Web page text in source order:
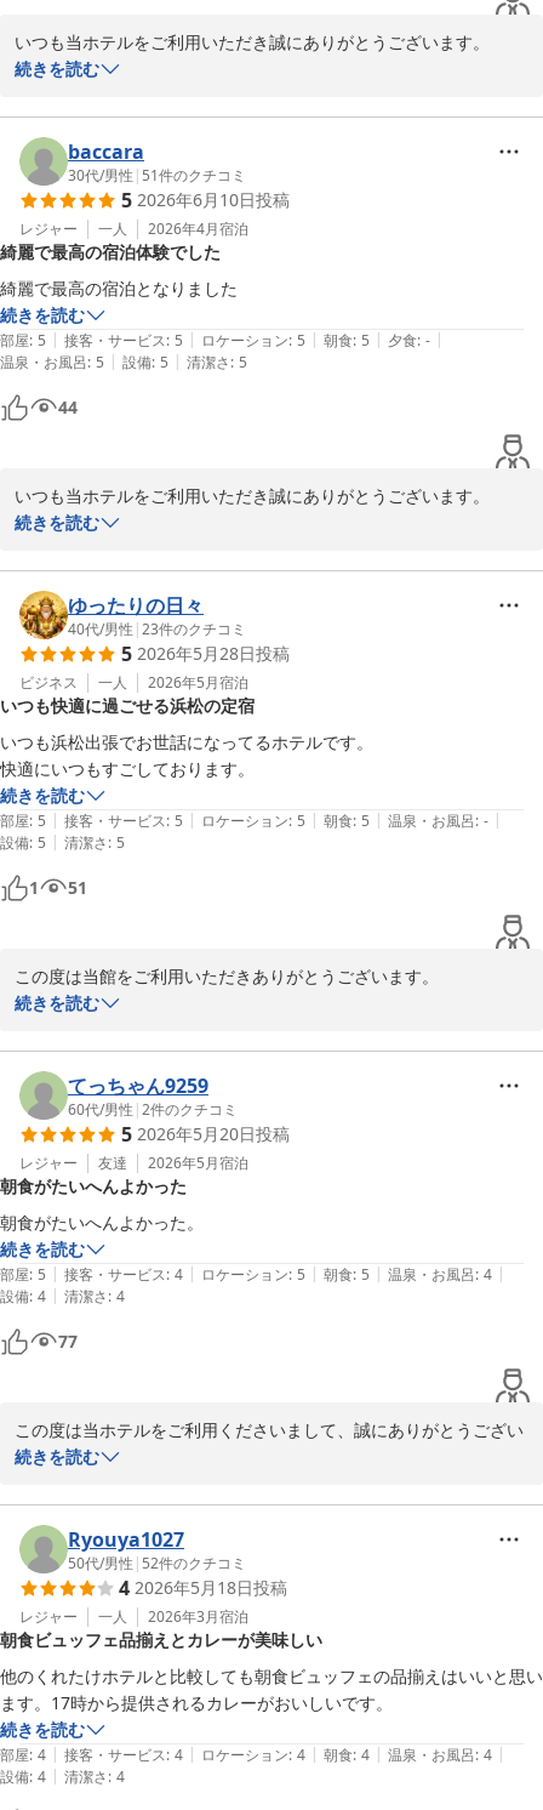
いつも当ホテルをご利用いただき誠にありがとうございます。
「最高の宿泊」とこの上ないお言葉をいただき光栄に存じます。こ
精進してまいります。
またこちらに来ることがございましたらぜひご利用くださいませ。
お客様のお越しを心よりお待ち申し上げます。
口コミをご投稿いただきありがとうございました。
フロント　萩田
くれたけインセントラル浜松
2026-06-11
続きを読む
baccara
30代/男性 | 51件のクチコミ
5 2026年6月10日投稿
レジャー 一人 2026年4月宿泊
綺麗で最高の宿泊体験でした
綺麗で最高の宿泊となりました
続きを読む
部屋: 5 | 接客・サービス: 5 | ロケーション: 5 | 朝食: 5 | 夕食: - |
温泉・お風呂: 5 | 設備: 5 | 清潔さ: 5
44
いつも当ホテルをご利用いただき誠にありがとうございます。
「最高の宿泊」とこの上ないお言葉をいただき光栄に存じます。こ
精進してまいります。
またこちらに来ることがございましたらぜひご利用くださいませ。
お客様のお越しを心よりお待ち申し上げます。
口コミをご投稿いただきありがとうございました。
フロント　野原
くれたけインセントラル浜松
2026-06-10
続きを読む
ゆったりの日々
40代/男性 |23件のクチコミ
5 2026年5月28日投稿
ビジネス 一人 2026年5月宿泊
いつも快適に過ごせる浜松の定宿
いつも浜松出張でお世話になってるホテルです。
快適にいつもすごしております。
続きを読む
部屋: 5 | 接客・サービス: 5 | ロケーション: 5 | 朝食: 5 | 温泉・お風呂: - |
設備: 5 | 清潔さ: 5
1 51
この度は当館をご利用いただきありがとうございます。
出張の際、毎回宿泊いただき大変光栄に思います。今後も快適なホ
口コミへの投稿ありがとうございました。
又のお越しをお待ちしております。
フロント渡瀬
くれたけインセントラル浜松
2026-05-29
続きを読む
てっちゃん9259
60代/男性 |2件のクチコミ
5 2026年5月20日投稿
レジャー 友達 2026年5月宿泊
朝食がたいへんよかった
朝食がたいへんよかった。
続きを読む
部屋: 5 | 接客・サービス: 4 | ロケーション: 5 | 朝食: 5 | 温泉・お風呂: 4 |
設備: 4 | 清潔さ: 4
77
この度は当ホテルをご利用くださいまして、誠にありがとうござい
ます。
ございます。早速朝食スタッフにも共有し、今後も皆様の朝の活力
となれますような朝食をご用意し、またのお越しをお待ちしており
ます。
口コミのご投稿誠にありがとうございました。機会がございました
ら、また当ホテルをご利用くだいますと幸いでございます。
フロント　加茂
くれたけインセントラル浜松
2026-05-20
続きを読む
Ryouya1027
50代/男性 | 52件のクチコミ
4 2026年5月18日投稿
レジャー 一人 2026年3月宿泊
朝食ビュッフェ品揃えとカレーが美味しい
他のくれたけホテルと比較しても朝食ビュッフェの品揃えはいいと思い
ます。17時から提供されるカレーがおいしいです。
続きを読む
部屋: 4 | 接客・サービス: 4 | ロケーション: 4 | 朝食: 4 | 温泉・お風呂: 4 |
設備: 4 | 清潔さ: 4